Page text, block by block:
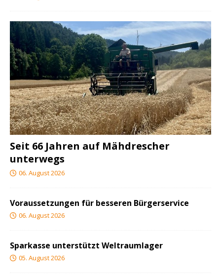
Seit 66 Jahren auf Mähdrescher
unterwegs
06. August 2026
Voraussetzungen für besseren Bürgerservice
06. August 2026
Sparkasse unterstützt Weltraumlager
05. August 2026